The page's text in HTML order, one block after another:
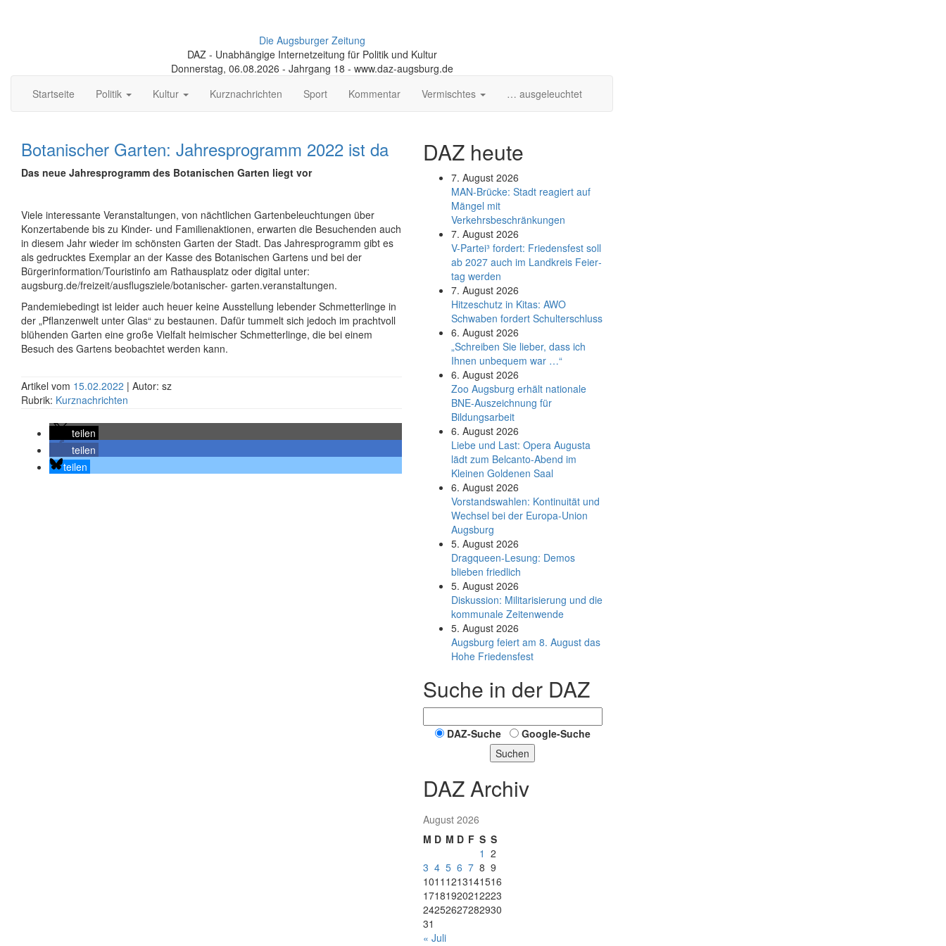
Die Augsburger Zeitung
DAZ - Unabhängige Internetzeitung für Politik und Kultur
Donnerstag, 06.08.2026 - Jahrgang 18 - www.daz-augsburg.de
Startseite
Politik Kultur Kurznachrichten Sport Kommentar Vermischtes … ausgeleuchtet
Botanischer Garten: Jahresprogramm 2022 ist da
Das neue Jahresprogramm des Botanischen Garten liegt vor
Viele interessante Veranstaltungen, von nächtlichen Gartenbeleuchtungen über
Konzertabende bis zu Kinder- und Familienaktionen, erwarten die Besuchenden auch
in diesem Jahr wieder im schönsten Garten der Stadt. Das Jahresprogramm gibt es
als gedrucktes Exemplar an der Kasse des Botanischen Gartens und bei der
Bürgerinformation/Touristinfo am Rathausplatz oder digital unter:
augsburg.de/freizeit/ausflugsziele/botanischer- garten.veranstaltungen.
Pandemiebedingt ist leider auch heuer keine Ausstellung lebender Schmetterlinge in
der „Pflanzenwelt unter Glas“ zu bestaunen. Dafür tummelt sich jedoch im prachtvoll
blühenden Garten eine große Vielfalt heimischer Schmetterlinge, die bei einem
Besuch des Gartens beobachtet werden kann.
Artikel vom 15.02.2022 | Autor: sz
Rubrik: Kurznachrichten
teilen
teilen
teilen
DAZ heute
7. August 2026
MAN-Brücke: Stadt reagiert auf
Mängel mit
Verkehrsbeschränkungen
7. August 2026
V-Partei­³ fordert: Friedens­fest soll
ab 2027 auch im Land­kreis Feier­
tag werden
7. August 2026
Hitzeschutz in Kitas: AWO
Schwaben fordert Schulterschluss
6. August 2026
„Schreiben Sie lieber, dass ich
Ihnen unbequem war …“
6. August 2026
Zoo Augsburg erhält nationale
BNE-Auszeichnung für
Bildungsarbeit
6. August 2026
Liebe und Last: Opera Augusta
lädt zum Belcanto-Abend im
Kleinen Goldenen Saal
6. August 2026
Vorstandswahlen: Kontinuität und
Wechsel bei der Europa-Union
Augsburg
5. August 2026
Dragqueen-Lesung: Demos
blieben friedlich
5. August 2026
Diskussion: Mi­li­ta­ri­sie­rung und die
kommunale Zeitenwende
5. August 2026
Augsburg feiert am 8. August das
Hohe Friedensfest
Suche in der DAZ
DAZ-Suche
Google-Suche
Suchen
DAZ Archiv
August 2026
M D M D F S S
1 2
3 4 5 6 7 8 9
1011 1213141516
17181920212223
24252627282930
31
« Juli